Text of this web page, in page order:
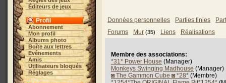
Éditeurs de jeux
Profil
Abonnement
Mon profil
Albums photo
Boîte aux lettres
Evénements
Amis
Utilisateurs bloqués
Réglages
Données personnelles Parties finies
Forums
Mur (35) Liens Réalisations
Membre des associations:
*31* Power House (Manager)
Monkeys Swinging Madhouse (Manager)
◙ The Gammon Cube ◙ *28* (Membre)